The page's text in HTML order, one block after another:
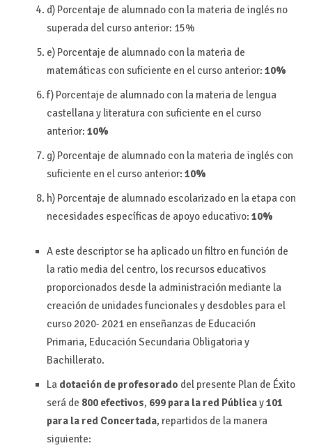
d) Porcentaje de alumnado con la materia de inglés no
superada del curso anterior: 15%
e) Porcentaje de alumnado con la materia de
matemáticas con suficiente en el curso anterior: 10%
f) Porcentaje de alumnado con la materia de lengua
castellana y literatura con suficiente en el curso
anterior: 10%
g) Porcentaje de alumnado con la materia de inglés con
suficiente en el curso anterior: 10%
h) Porcentaje de alumnado escolarizado en la etapa con
necesidades específicas de apoyo educativo: 10%
A este descriptor se ha aplicado un filtro en función de
la ratio media del centro, los recursos educativos
proporcionados desde la administración mediante la
creación de unidades funcionales y desdobles para el
curso 2020- 2021 en enseñanzas de Educación
Primaria, Educación Secundaria Obligatoria y
Bachillerato.
La dotación de profesorado del presente Plan de Éxito
será de 800 efectivos, 699 para la red Públicay101
para la red Concertada, repartidos de la manera
siguiente: